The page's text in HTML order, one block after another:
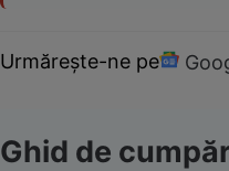
Urmărește-ne pe
Ghid de